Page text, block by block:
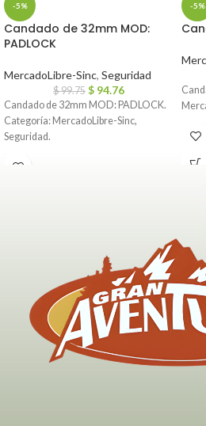
-5%
Candado de 32mm MOD:
PADLOCK
MercadoLibre-Sinc, Seguridad
$99.75 $ 94.76
Candado de 32mm MOD: PADLOCK.
Categoría: MercadoLibre-Sinc,
Seguridad.
-5%